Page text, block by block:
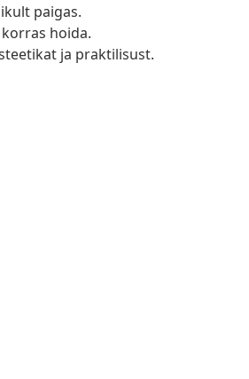
paigas.
hoida.
ja praktilisust.